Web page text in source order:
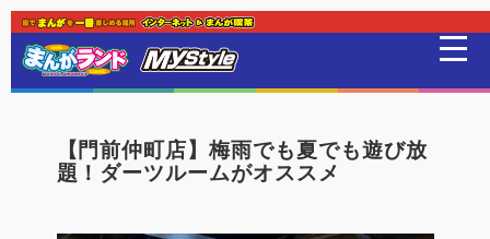
店舗一覧
新着・オススメ情報
【門前仲町店】梅雨でも夏でも遊び放
題！ダーツルームがオススメ